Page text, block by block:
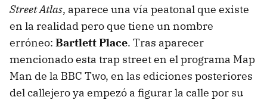
Street Atlas, aparece una vía peatonal que existe
en la realidad pero que tiene un nombre
erróneo: Bartlett Place. Tras aparecer
mencionado esta trap street en el programa Map
Man de la BBC Two, en las ediciones posteriores
del callejero ya empezó a figurar la calle por su